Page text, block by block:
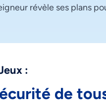
révèle ses plans
:
de